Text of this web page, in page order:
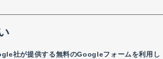
社が提供する無料のGoogleフォームを利用し